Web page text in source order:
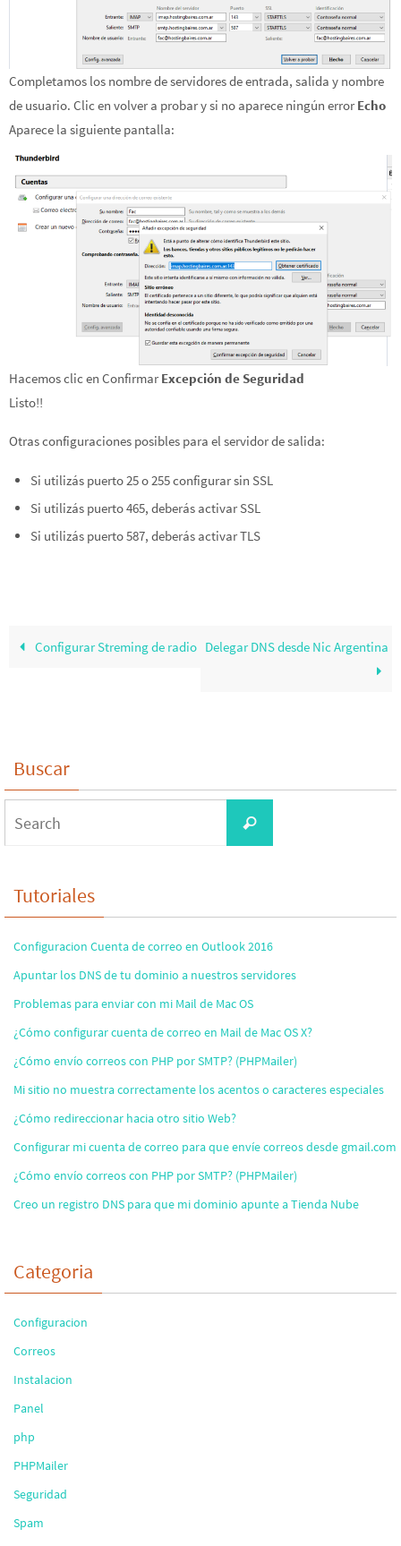
Completamos los nombre de servidores de entrada, salida y nombre
de usuario. Clic en volver a probar y si no aparece ningún error Echo
Aparece la siguiente pantalla:
Hacemos clic en Confirmar Excepción de Seguridad
Listo!!
Otras configuraciones posibles para el servidor de salida:
Si utilizás puerto 25 o 255 configurar sin SSL
Si utilizás puerto 465, deberás activar SSL
Si utilizás puerto 587, deberás activar TLS
Configurar Streming de radio Delegar DNS desde Nic Argentina
Buscar
Search
Tutoriales
Configuracion Cuenta de correo en Outlook 2016
Apuntar los DNS de tu dominio a nuestros servidores
Problemas para enviar con mi Mail de Mac OS
¿Cómo configurar cuenta de correo en Mail de Mac OS X?
¿Cómo envío correos con PHP por SMTP? (PHPMailer)
Mi sitio no muestra correctamente los acentos o caracteres especiales
¿Cómo redireccionar hacia otro sitio Web?
Configurar mi cuenta de correo para que envíe correos desde gmail.com
¿Cómo envío correos con PHP por SMTP? (PHPMailer)
Creo un registro DNS para que mi dominio apunte a Tienda Nube
Categoria
Configuracion
Correos
Instalacion
Panel
php
PHPMailer
Seguridad
Spam